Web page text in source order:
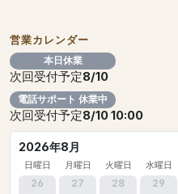
営業カレンダー
本日休業
次回受付予定8/10
電話サポート 休業中
次回受付予定8/10 10:00
2026年8月
日曜日 月曜日 火曜日 水曜日
26 27 28 29